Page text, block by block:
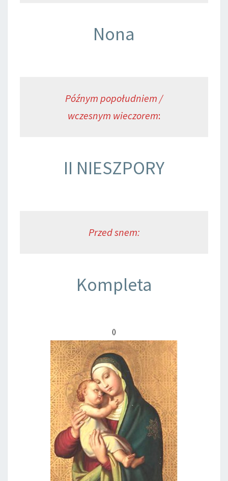
Nona
Późnym popołudniem /
wczesnym wieczorem:
II NIESZPORY
Przed snem:
Kompleta
()